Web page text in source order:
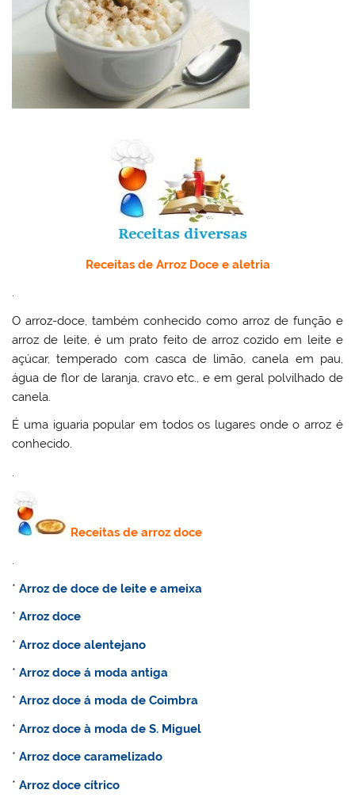
Receitas de Arroz Doce e aletria
.
O arroz-doce, também conhecido como arroz de função e
arroz de leite, é um prato feito de arroz cozido em leite e
açúcar, temperado com casca de limão, canela em pau,
água de flor de laranja, cravo etc., e em geral polvilhado de
canela.
É uma iguaria popular em todos os lugares onde o arroz é
conhecido.
.
Receitas dearroz doce
.
*Arroz de doce de leite e ameixa
*Arroz doce
*Arroz doce alentejano
*Arroz doce á moda antiga
*Arroz doce á moda de Coimbra
*Arroz doce à moda de S. Miguel
*Arroz doce caramelizado
*Arroz doce cítrico